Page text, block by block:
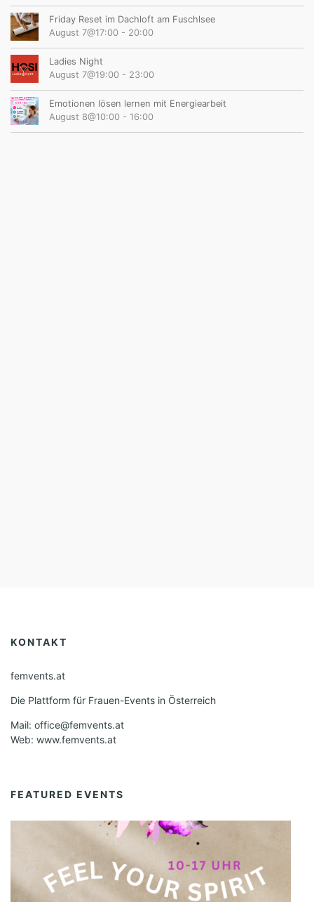
Friday Reset im Dachloft am Fuschlsee
August 7@17:00 - 20:00
Ladies Night
August 7@19:00 - 23:00
Emotionen lösen lernen mit Energiearbeit
August 8@10:00 - 16:00
KONTAKT
femvents.at
Die Plattform für Frauen-Events in Österreich
Mail: office@femvents.at
Web: www.femvents.at
FEATURED EVENTS